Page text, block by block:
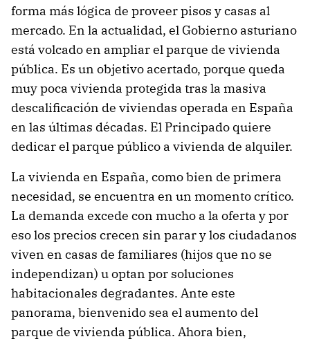
forma más lógica de proveer pisos y casas al
mercado. En la actualidad, el Gobierno asturiano
está volcado en ampliar el parque de vivienda
pública. Es un objetivo acertado, porque queda
muy poca vivienda protegida tras la masiva
descalificación de viviendas operada en España
en las últimas décadas. El Principado quiere
dedicar el parque público a vivienda de alquiler.
La vivienda en España, como bien de primera
necesidad, se encuentra en un momento crítico.
La demanda excede con mucho a la oferta y por
eso los precios crecen sin parar y los ciudadanos
viven en casas de familiares (hijos que no se
independizan) u optan por soluciones
habitacionales degradantes. Ante este
panorama, bienvenido sea el aumento del
parque de vivienda pública. Ahora bien,